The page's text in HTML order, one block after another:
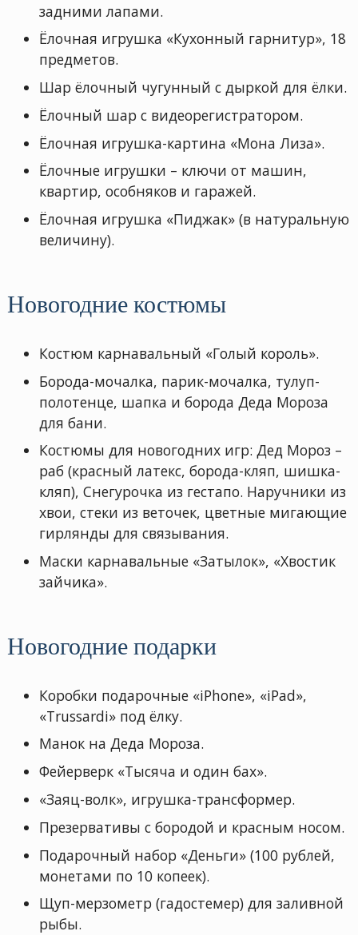
задними лапами.
Ёлочная игрушка «Кухонный гарнитур», 18
предметов.
Шар ёлочный чугунный с дыркой для ёлки.
Ёлочный шар с видеорегистратором.
Ёлочная игрушка-картина «Мона Лиза».
Ёлочные игрушки – ключи от машин,
квартир, особняков и гаражей.
Ёлочная игрушка «Пиджак» (в натуральную
величину).
Новогодние костюмы
Костюм карнавальный «Голый король».
Борода-мочалка, парик-мочалка, тулуп-
полотенце, шапка и борода Деда Мороза
для бани.
Костюмы для новогодних игр: Дед Мороз –
раб (красный латекс, борода-кляп, шишка-
кляп), Снегурочка из гестапо. Наручники из
хвои, стеки из веточек, цветные мигающие
гирлянды для связывания.
Маски карнавальные «Затылок», «Хвостик
зайчика».
Новогодние подарки
Коробки подарочные «iPhone», «iPad»,
«Trussardi» под ёлку.
Манок на Деда Мороза.
Фейерверк «Тысяча и один бах».
«Заяц-волк», игрушка-трансформер.
Презервативы с бородой и красным носом.
Подарочный набор «Деньги» (100 рублей,
монетами по 10 копеек).
Щуп-мерзометр (гадостемер) для заливной
рыбы.